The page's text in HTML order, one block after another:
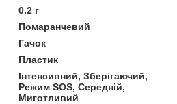
0.2 г
Помаранчевий
Гачок
Пластик
Інтенсивний, Зберігаючий,
Режим SOS, Середній,
Миготливий